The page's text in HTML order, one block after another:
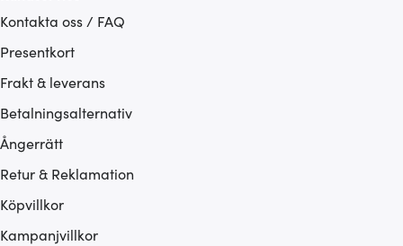
Kontakta oss / FAQ
Presentkort
Frakt & leverans
Betalningsalternativ
Ångerrätt
Retur & Reklamation
Köpvillkor
Kampanjvillkor